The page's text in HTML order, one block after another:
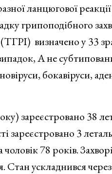
ланцюгової
грипоподібного
визначено у 33
А не
бокавіруси,
зареєстровано 38
3
78 років.
ускладнився через